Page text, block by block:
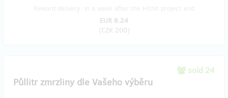
EUR 8.24
(CZK 200)
sold 24
Půllitr zmrzliny dle Vašeho výběru